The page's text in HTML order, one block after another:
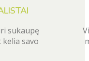
sukaupę
savo